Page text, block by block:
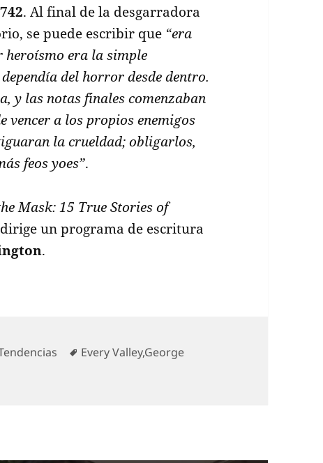
. Al final de la desgarradora
se puede escribir que “era
heroísmo era la simple
del horror desde dentro.
y las notas finales comenzaban
a los propios enemigos
la crueldad; obligarlos,
feos yoes”.
Mask: 15 True Stories of
dirige un programa de escritura
.
Etiquetas
Every Valley,George